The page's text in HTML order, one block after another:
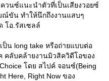
วนซ์แนะนำตัวที่เป็นเสียงวอยซ์
ณ์ขัน ทำให้นึกถึงงานแสบๆ
โอ.รัสเซลล์
ป็น long take หรือถ่ายแบบต่อ
คลับคล้ายงานมิวสิควิดีโอของ
โดย สไปค์ จอนซ์(Being
Here, Right Now ของ